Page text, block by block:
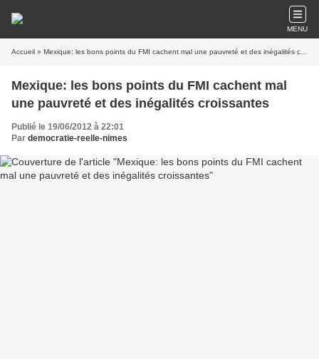
MENU
Accueil » Mexique: les bons points du FMI cachent mal une pauvreté et des inégalités croissantes
Mexique: les bons points du FMI cachent mal
une pauvreté et des inégalités croissantes
Publié le 19/06/2012 à 22:01
Par democratie-reelle-nimes